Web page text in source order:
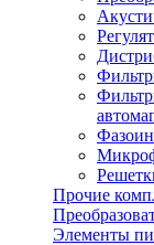
Прочие
Элементы